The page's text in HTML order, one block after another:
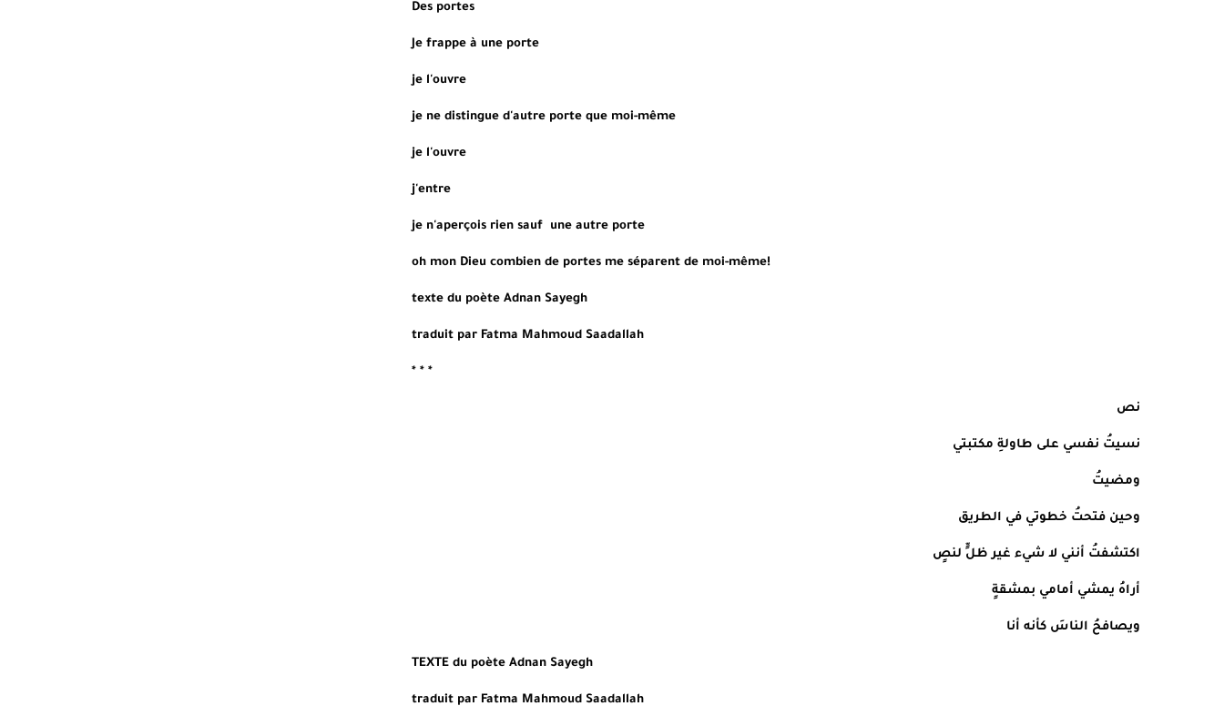
Des portes
Je frappe à une porte
je l'ouvre
je ne distingue d'autre porte que moi-même
je l'ouvre
j'entre
je n'aperçois rien sauf  une autre porte
oh mon Dieu combien de portes me séparent de moi-même!
texte du poète Adnan Sayegh
traduit par Fatma Mahmoud Saadallah
* * *
نص
نسيتُ نفسي على طاولةِ مكتبتي
ومضيتُ
وحين فتحتُ خطوتي في الطريق
اكتشفتُ أنني لا شيء غير ظلٍّ لنصٍ
أراهُ يمشي أمامي بمشقةٍ
ويصافحُ الناسَ كأنه أنا
TEXTE du poète Adnan Sayegh
traduit par Fatma Mahmoud Saadallah